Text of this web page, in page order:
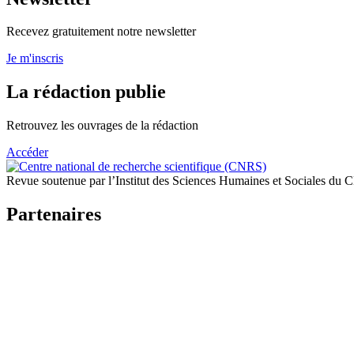
Recevez gratuitement notre newsletter
Je m'inscris
La rédaction publie
Retrouvez les ouvrages de la rédaction
Accéder
Revue soutenue par l’Institut des Sciences Humaines et Sociales du
Partenaires